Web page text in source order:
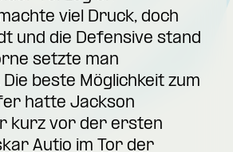
viel Druck, doch
und die Defensive stand
setzte man
beste Möglichkeit zum
hatte Jackson
kurz vor der ersten
Autio im Tor der